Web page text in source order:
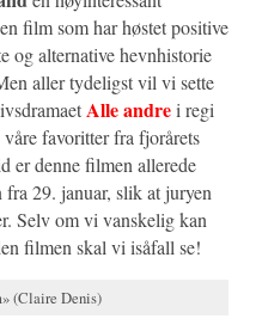
film som har høstet positive
og alternative hevnhistorie
aller tydeligst vil vi sette
Alle andrei regi
favoritter fra fjorårets
er denne filmen allerede
29. januar, slik at juryen
Selv om vi vanskelig kan
filmen skal vi isåfall se!
(Claire Denis)